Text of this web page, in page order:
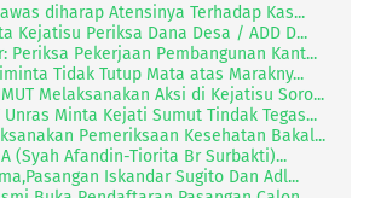
diharap Atensinya Terhadap Kas...
Kejatisu Periksa Dana Desa / ADD D...
Periksa Pekerjaan Pembangunan Kant...
Tidak Tutup Mata atas Marakny...
Melaksanakan Aksi di Kejatisu Soro...
Unras Minta Kejati Sumut Tindak Tegas...
Pemeriksaan Kesehatan Bakal...
(Syah Afandin-Tiorita Br Surbakti)...
Iskandar Sugito Dan Adl...